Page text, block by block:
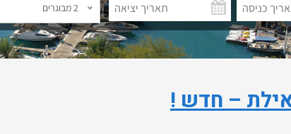
2 מבוגרים
– חדש !